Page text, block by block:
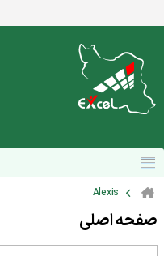
Alexis
صفحه اصلی